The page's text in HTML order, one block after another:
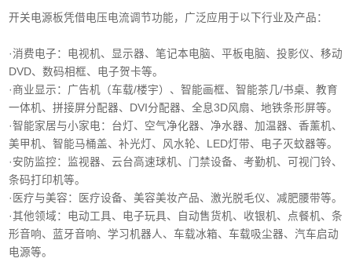
开关电源板凭借电压电流调节功能，广泛应用于以下行业及产品：
·消费电子‌：电视机、显示器、笔记本电脑、平板电脑、投影仪、移动
DVD、数码相框、电子贺卡等。
·商业显示‌：广告机（车载/楼宇）、智能画框、智能茶几/书桌、教育
一体机、拼接屏分配器、DVI分配器、全息3D风扇、地铁条形屏等。
·智能家居与小家电‌：台灯、空气净化器、净水器、加温器、香薰机、
美甲机、智能马桶盖、补光灯、风水轮、LED灯带、电子灭蚊器等。
‌·安防监控‌：监视器、云台高速球机、门禁设备、考勤机、可视门铃、
条码打印机等。
·医疗与美容‌：医疗设备、美容美妆产品、激光脱毛仪、减肥腰带等。
‌·其他领域‌：电动工具、电子玩具、自动售货机、收银机、点餐机、条
形音响、蓝牙音响、学习机器人、车载冰箱、车载吸尘器、汽车启动
电源等。